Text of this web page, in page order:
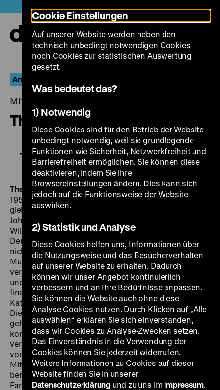
zum
Seiteninhalt
springen
Antlitz ohne Grenzen
Mittwoch, 30. Januar 2019, 20.00 - 00.00 Uhr
The Brothers Karamazov
The Brothers Karamazov
The Brothers Karamazov Die Brüder KaramasowUS
1958, R: Richard Brooks, B: Richard Brooks nach dem
gleichnamigen Roman von Fjodor Dostojewski, K:
John Alton, D: Yul Brynner, Maria Schell, Claire Bloom,
William Shatner, 145‘·35mm, OF MI 30.01. um 20 Uhr
Der heißblütige Soldat Dimitri kann seinen Vater Fjodor
nicht ausstehen, hat er ihn doch um das Erbe seiner
Mutter betrogen. Sein Bruder Alexej, ein junger Novize,
vermittelt zwischen Sohn und Vater und überbringt ab
und an Dimitri von Fjodor geliehene Geldsummen. Alle
finanziellen Probleme wären durch eine Heirat mit
Katja gelöst, doch Dimitri verliebt sich in Gruschenka.
Die geschäftstüchtige Frau ist eine Vertraute des
gehassten Vaters … Die Dostojewski-Adaption ist die
konsequent realisierte Vision Richard Brooks. Brooks
verfilmte sein eigenes auf einer Romanbearbeitung
von Julius und Philip Epstein beruhendes Drehbuch.
Mit Kameramann John Alton entwickelte er eine
berauschende, um die Farben Rot und Blau kreisende
Farbdramaturgie. Und Brooks setzte die Hollywood-
Cookie Einstellungen
Auf unserer Website werden neben den
technisch unbedingt notwendigen Cookies
noch Cookies zur statistischen Auswertung
gesetzt.
Was bedeutet das?
1) Notwendig
Diese Cookies sind für den Betrieb der Website
unbedingt notwendig, weil sie grundlegende
Funktionen wie Sicherheit, Netzwerkfreiheit und
Barrierefreiheit ermöglichen. Sie können diese
deaktivieren, indem Sie ihre
Browsereinstellungen ändern. Dies kann sich
jedoch auf die Funktionsweise der Website
auswirken.
2) Statistik und Analyse
Diese Cookies helfen uns, Informationen über
die Nutzungsweise und das Besucherverhalten
auf unserer Website zu erhalten. Dadurch
können wir unser Angebot kontinuierlich
verbessern und an Ihre Bedürfnisse anpassen.
Sie können die Website auch ohne diese
Analyse Cookies nutzen. Durch Klicken auf „Alle
auswählen“ erklären Sie sich einverstanden,
dass wir Cookies zu Analyse-Zwecken setzen.
Das Einverständnis in die Verwendung der
Cookies können Sie jederzeit widerrufen.
Weitere Informationen zu Cookies auf dieser
Website finden Sie in unserer
Datenschutzerklärung und zu uns im Impressum.